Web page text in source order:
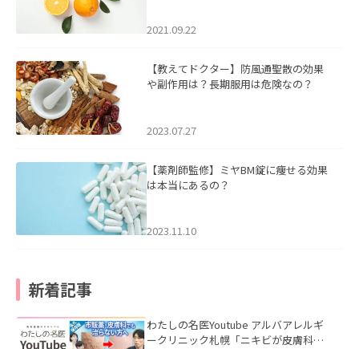
2021.09.22
【教えてドクター】防風通聖散の効果
や副作用は？長期服用は危険なの？
2023.07.27
【薬剤師監修】ミヤBM錠に痩せる効果
は本当にあるの？
2023.11.10
新着記事
わたしの名医Youtube アルバアレルギ
ークリニック札幌「ニキビが皮膚科で